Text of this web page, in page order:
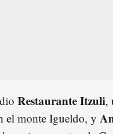
Restaurante Itzuli,
el monte Igueldo, y